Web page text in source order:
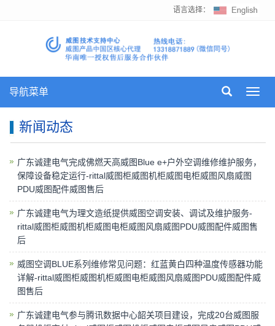
语言选择：
导航菜单
新闻动态
广东诚建电气完成佛燃天高威图Blue e+户外空调维修维护服务，
保障设备稳定运行-rittal威图柜威图机柜威图电柜威图风扇威图
PDU威图配件威图售后
广东诚建电气为理文造纸提供威图空调安装、调试及维护服务-
rittal威图柜威图机柜威图电柜威图风扇威图PDU威图配件威图售
后
威图空调BLUE系列维修常见问题：红蓝黄白四种温度传感器功能
详解-rittal威图柜威图机柜威图电柜威图风扇威图PDU威图配件威
图售后
广东诚建电气参与腾讯数据中心韶关项目建设，完成20台威图服